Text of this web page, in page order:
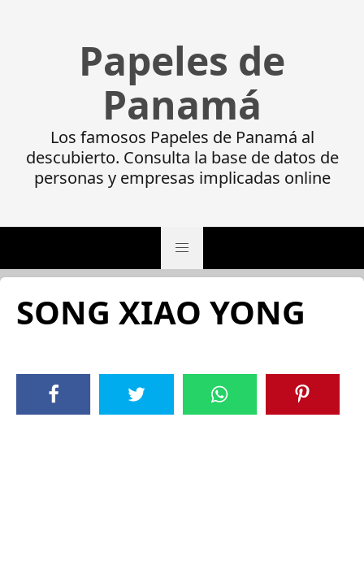
Papeles de
Panamá
Los famosos Papeles de Panamá al
descubierto. Consulta la base de datos de
personas y empresas implicadas online
SONG XIAO YONG